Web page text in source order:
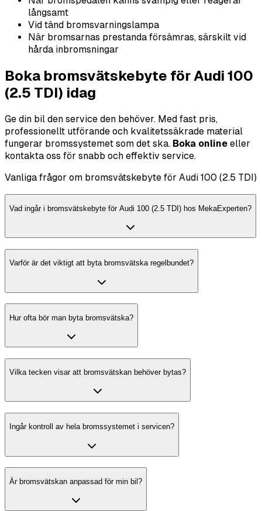
långsamt
Vid tänd bromsvarningslampa
När bromsarnas prestanda försämras, särskilt vid
hårda inbromsningar
Boka bromsvätskebyte för Audi 100
(2.5 TDI) idag
Ge din bil den service den behöver. Med fast pris,
professionellt utförande och kvalitetssäkrade material
fungerar bromssystemet som det ska. Boka online eller
kontakta oss för snabb och effektiv service.
Vanliga frågor om bromsvätskebyte för Audi 100 (2.5 TDI)
Vad ingår i bromsvätskebyte för Audi 100 (2.5 TDI) hos MekaExperten?
Varför är det viktigt att byta bromsvätska regelbundet?
Hur ofta bör man byta bromsvätska?
Vilka tecken visar att bromsvätskan behöver bytas?
Ingår kontroll av hela bromssystemet i servicen?
Är bromsvätskan anpassad för min bil?